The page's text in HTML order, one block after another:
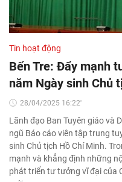
Tin hoạt động
Bến Tre: Đẩy mạnh
năm Ngày sinh Chủ
28/04/2025 16:22'
Lãnh đạo Ban Tuyên giáo và
ngũ Báo cáo viên tập trung
sinh Chủ tịch Hồ Chí Minh.
mạnh và khẳng định những
phát triển tư tưởng vĩ đại của